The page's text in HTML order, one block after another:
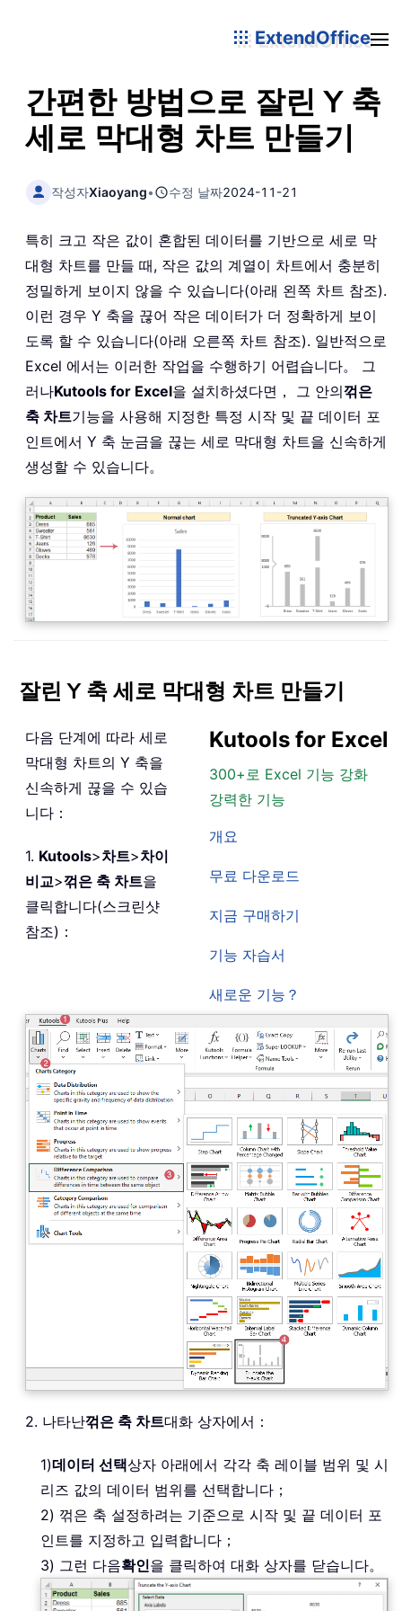
ExtendOffice
간편한 방법으로 잘린 Y 축
세로 막대형 차트 만들기
작성자Xiaoyang• 수정 날짜2024-11-21
특히 크고 작은 값이 혼합된 데이터를 기반으로 세로 막
대형 차트를 만들 때, 작은 값의 계열이 차트에서 충분히
정밀하게 보이지 않을 수 있습니다(아래 왼쪽 차트 참조).
이런 경우 Y 축을 끊어 작은 데이터가 더 정확하게 보이
도록 할 수 있습니다(아래 오른쪽 차트 참조). 일반적으로
Excel 에서는 이러한 작업을 수행하기 어렵습니다。 그
러나Kutools for Excel을 설치하셨다면， 그 안의꺾은
축 차트기능을 사용해 지정한 특정 시작 및 끝 데이터 포
인트에서 Y 축 눈금을 끊는 세로 막대형 차트을 신속하게
생성할 수 있습니다。
잘린 Y 축 세로 막대형 차트 만들기
Kutools for Excel
300+로 Excel 기능 강화
강력한 기능
개요
무료 다운로드
지금 구매하기
기능 자습서
새로운 기능？
다음 단계에 따라 세로
막대형 차트의 Y 축을
신속하게 끊을 수 있습
니다：
1. Kutools>차트>차이
비교>꺾은 축 차트을
클릭합니다(스크린샷
참조)：
2. 나타난꺾은 축 차트대화 상자에서：
1)데이터 선택상자 아래에서 각각 축 레이블 범위 및 시
리즈 값의 데이터 범위를 선택합니다；
2) 꺾은 축 설정하려는 기준으로 시작 및 끝 데이터 포
인트를 지정하고 입력합니다；
3) 그런 다음확인을 클릭하여 대화 상자를 닫습니다。